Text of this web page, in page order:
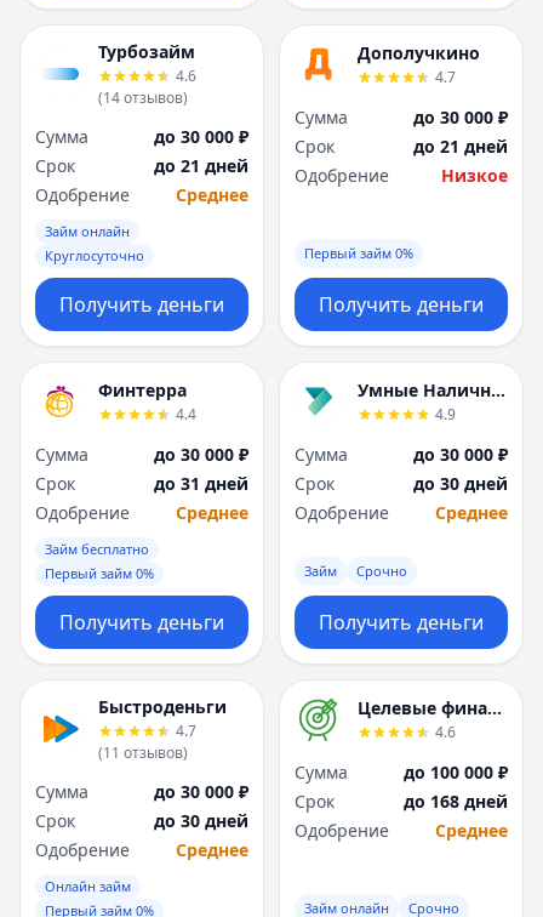
Турбозайм
4.6
(14отзывов)
Сумма
до 30 000 ₽
Срок
до 21 дней
Одобрение
Среднее
Займ онлайн
Круглосуточно
Получить деньги
Дополучкино
4.7
Сумма
до 30 000 ₽
Срок
до 21 дней
Одобрение
Низкое
Первый займ 0%
Получить деньги
Финтерра
4.4
Сумма
до 30 000 ₽
Срок
до 31 дней
Одобрение
Среднее
Займ бесплатно
Первый займ 0%
Получить деньги
Умные Наличные
4.9
Сумма
до 30 000 ₽
Срок
до 30 дней
Одобрение
Среднее
Займ Срочно
Получить деньги
Быстроденьги
4.7
(11 отзывов)
Сумма
до 30 000 ₽
Срок
до 30 дней
Одобрение
Среднее
Онлайн займ
Первый займ 0%
Целевые финансы
4.6
Сумма
до 100 000 ₽
Срок
до 168 дней
Одобрение
Среднее
Займ онлайн Срочно